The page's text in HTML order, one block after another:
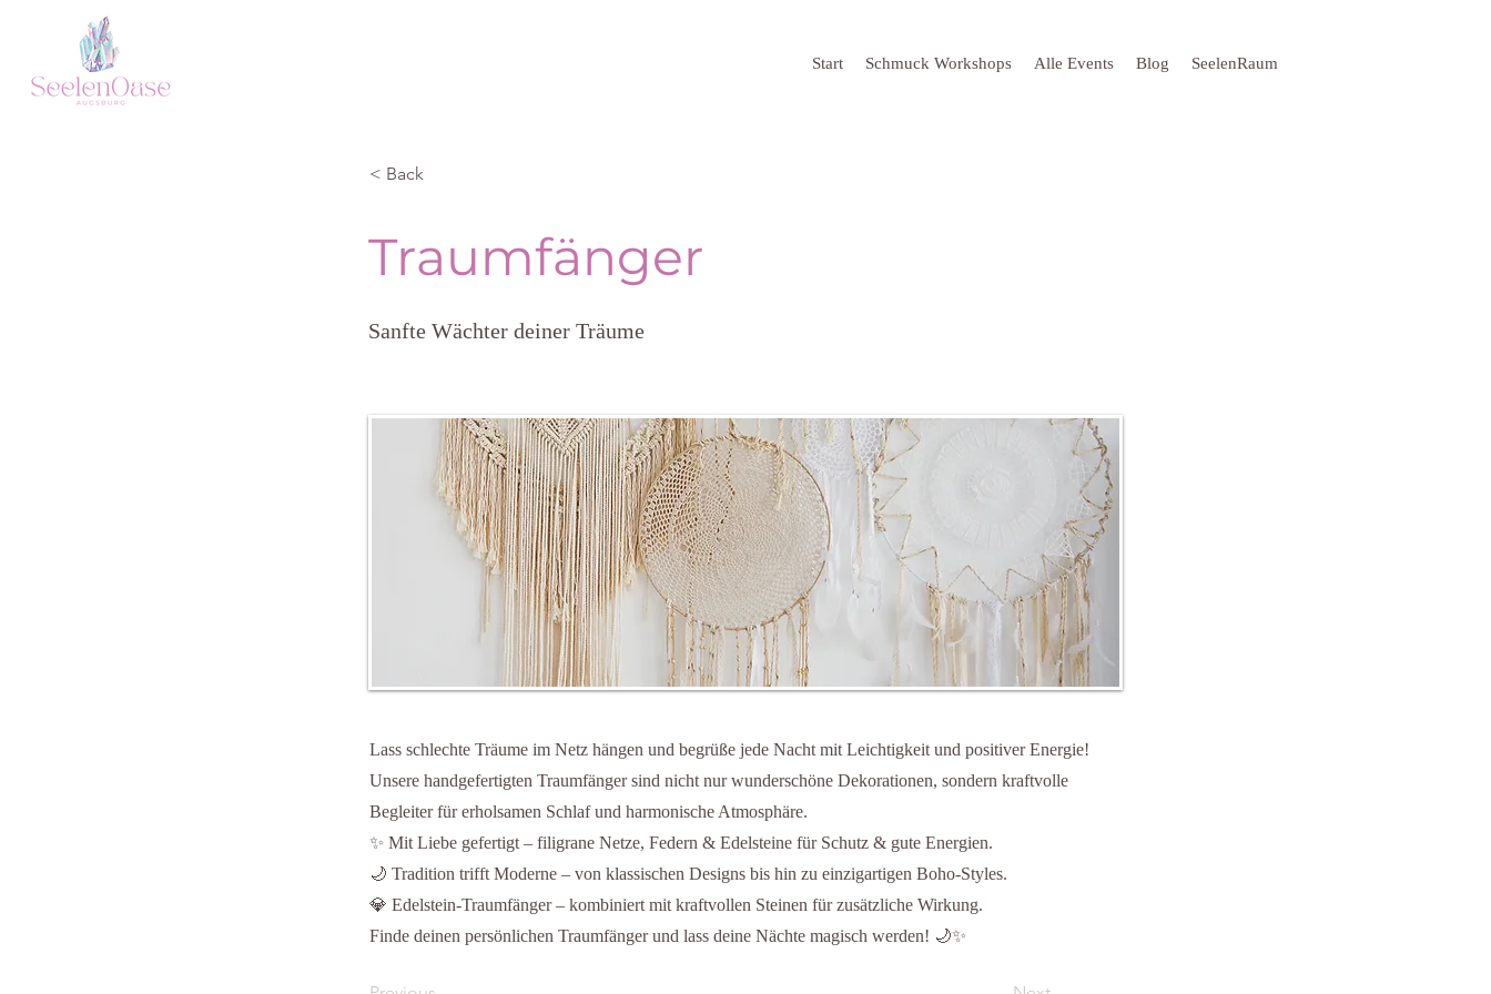
Start Schmuck Workshops Alle Events Blog SeelenRaum
< Back
Traumfänger
Sanfte Wächter deiner Träume
Lass schlechte Träume im Netz hängen und begrüße jede Nacht mit Leichtigkeit und positiver Energie!
Unsere handgefertigten Traumfänger sind nicht nur wunderschöne Dekorationen, sondern kraftvolle
Begleiter für erholsamen Schlaf und harmonische Atmosphäre.
✨ Mit Liebe gefertigt – filigrane Netze, Federn & Edelsteine für Schutz & gute Energien.
🌙 Tradition trifft Moderne – von klassischen Designs bis hin zu einzigartigen Boho-Styles.
💎 Edelstein-Traumfänger – kombiniert mit kraftvollen Steinen für zusätzliche Wirkung.
Finde deinen persönlichen Traumfänger und lass deine Nächte magisch werden! 🌙✨